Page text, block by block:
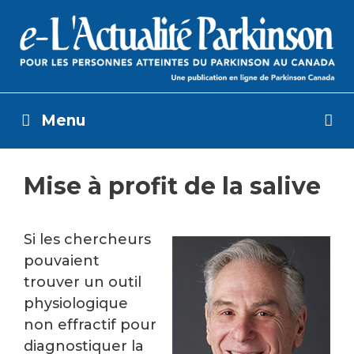
content
Menu
Mise à profit de la salive
Si les chercheurs
pouvaient
trouver un outil
physiologique
non effractif pour
diagnostiquer la